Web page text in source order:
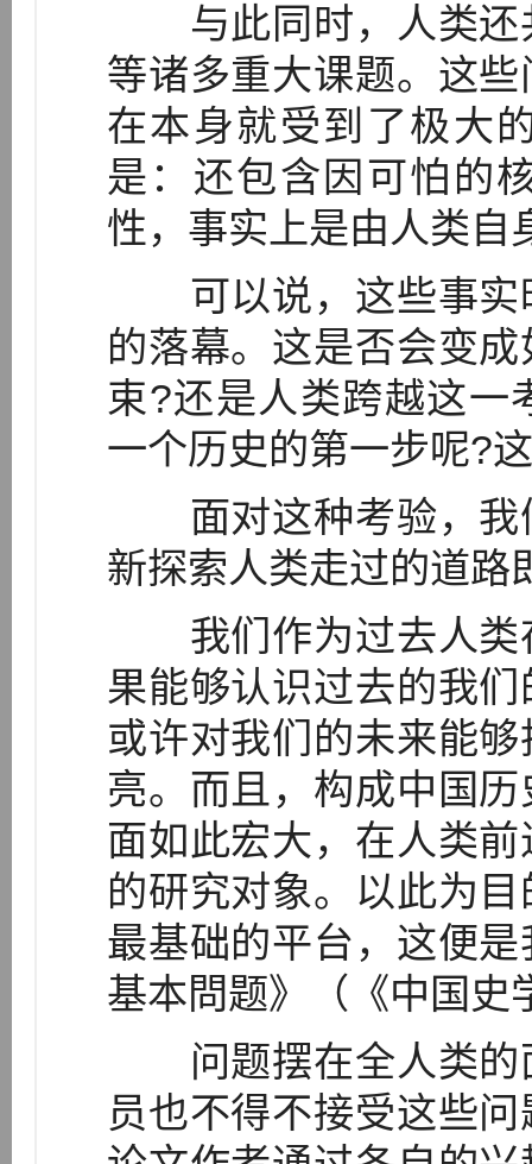
与此同时，人类还
等诸多重大课题。这
在本身就受到了极大
是：还包含因可怕的
性，事实上是由人类自
可以说，这些事实
的落幕。这是否会变
束?还是人类跨越这一
一个历史的第一步呢?
面对这种考验，我
新探索人类走过的道路
我们作为过去人类
果能够认识过去的我
或许对我们的未来能
亮。而且，构成中国
面如此宏大，在人类
的研究对象。以此为
最基础的平台，这便
基本問题》（《中国史
问题摆在全人类的
员也不得不接受这些